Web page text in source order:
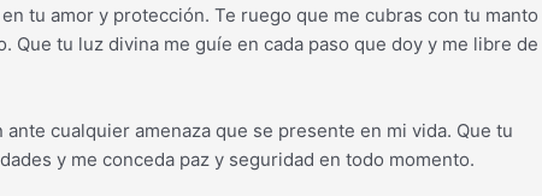
tu amor y protección. Te ruego que me cubras con tu manto
Que tu luz divina me guíe en cada paso que doy y me libre de
cualquier amenaza que se presente en mi vida. Que tu
y me conceda paz y seguridad en todo momento.